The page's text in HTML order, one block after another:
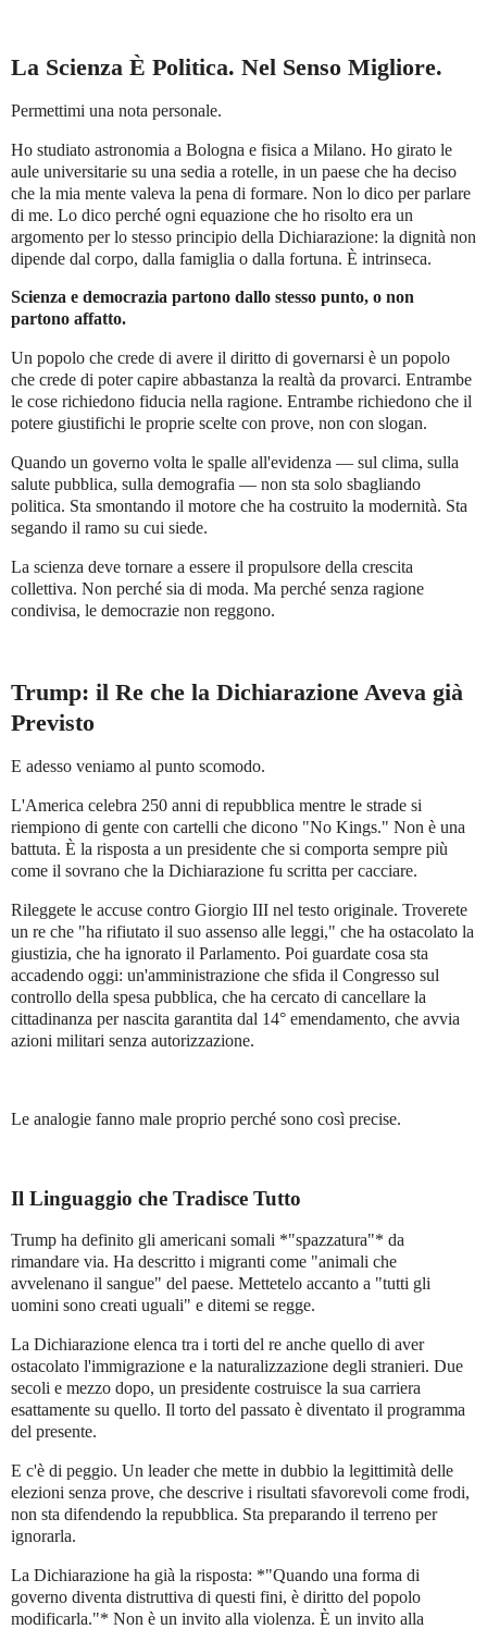
La Scienza È Politica. Nel Senso Migliore.
Permettimi una nota personale.
Ho studiato astronomia a Bologna e fisica a Milano. Ho girato le
aule universitarie su una sedia a rotelle, in un paese che ha deciso
che la mia mente valeva la pena di formare. Non lo dico per parlare
di me. Lo dico perché ogni equazione che ho risolto era un
argomento per lo stesso principio della Dichiarazione: la dignità non
dipende dal corpo, dalla famiglia o dalla fortuna. È intrinseca.
Scienza e democrazia partono dallo stesso punto, o non
partono affatto.
Un popolo che crede di avere il diritto di governarsi è un popolo
che crede di poter capire abbastanza la realtà da provarci. Entrambe
le cose richiedono fiducia nella ragione. Entrambe richiedono che il
potere giustifichi le proprie scelte con prove, non con slogan.
Quando un governo volta le spalle all'evidenza — sul clima, sulla
salute pubblica, sulla demografia — non sta solo sbagliando
politica. Sta smontando il motore che ha costruito la modernità. Sta
segando il ramo su cui siede.
La scienza deve tornare a essere il propulsore della crescita
collettiva. Non perché sia di moda. Ma perché senza ragione
condivisa, le democrazie non reggono.
Trump: il Re che la Dichiarazione Aveva già
Previsto
E adesso veniamo al punto scomodo.
L'America celebra 250 anni di repubblica mentre le strade si
riempiono di gente con cartelli che dicono "No Kings." Non è una
battuta. È la risposta a un presidente che si comporta sempre più
come il sovrano che la Dichiarazione fu scritta per cacciare.
Rileggete le accuse contro Giorgio III nel testo originale. Troverete
un re che "ha rifiutato il suo assenso alle leggi," che ha ostacolato la
giustizia, che ha ignorato il Parlamento. Poi guardate cosa sta
accadendo oggi: un'amministrazione che sfida il Congresso sul
controllo della spesa pubblica, che ha cercato di cancellare la
cittadinanza per nascita garantita dal 14° emendamento, che avvia
azioni militari senza autorizzazione.
Le analogie fanno male proprio perché sono così precise.
Il Linguaggio che Tradisce Tutto
Trump ha definito gli americani somali *"spazzatura"* da
rimandare via. Ha descritto i migranti come "animali che
avvelenano il sangue" del paese. Mettetelo accanto a "tutti gli
uomini sono creati uguali" e ditemi se regge.
La Dichiarazione elenca tra i torti del re anche quello di aver
ostacolato l'immigrazione e la naturalizzazione degli stranieri. Due
secoli e mezzo dopo, un presidente costruisce la sua carriera
esattamente su quello. Il torto del passato è diventato il programma
del presente.
E c'è di peggio. Un leader che mette in dubbio la legittimità delle
elezioni senza prove, che descrive i risultati sfavorevoli come frodi,
non sta difendendo la repubblica. Sta preparando il terreno per
ignorarla.
La Dichiarazione ha già la risposta: *"Quando una forma di
governo diventa distruttiva di questi fini, è diritto del popolo
modificarla."* Non è un invito alla violenza. È un invito alla